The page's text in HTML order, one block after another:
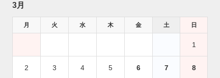
3月
月 火 水 木 金 土 日
1
2 3 4 5 6 7 8